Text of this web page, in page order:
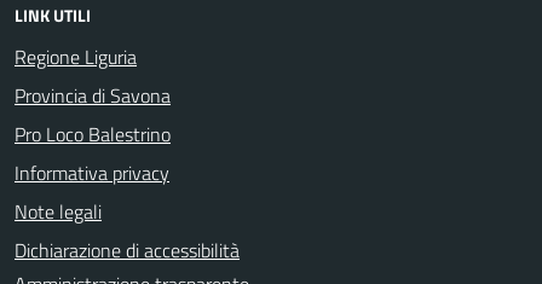
LINK UTILI
Regione Liguria
Provincia di Savona
Pro Loco Balestrino
Informativa privacy
Note legali
Dichiarazione di accessibilità